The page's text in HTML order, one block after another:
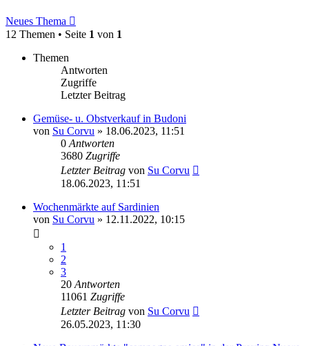
Neues Thema
12 Themen • Seite 1 von 1
Themen
Antworten
Zugriffe
Letzter Beitrag
Gemüse- u. Obstverkauf in Budoni
von Su Corvu » 18.06.2023, 11:51
0 Antworten
3680 Zugriffe
Letzter Beitrag von Su Corvu
18.06.2023, 11:51
Wochenmärkte auf Sardinien
von Su Corvu » 12.11.2022, 10:15
1
2
3
20 Antworten
11061 Zugriffe
Letzter Beitrag von Su Corvu
26.05.2023, 11:30